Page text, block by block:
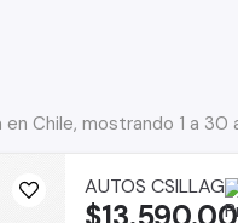
Chile, mostrando 1 a 30
AUTOS CSILLAG